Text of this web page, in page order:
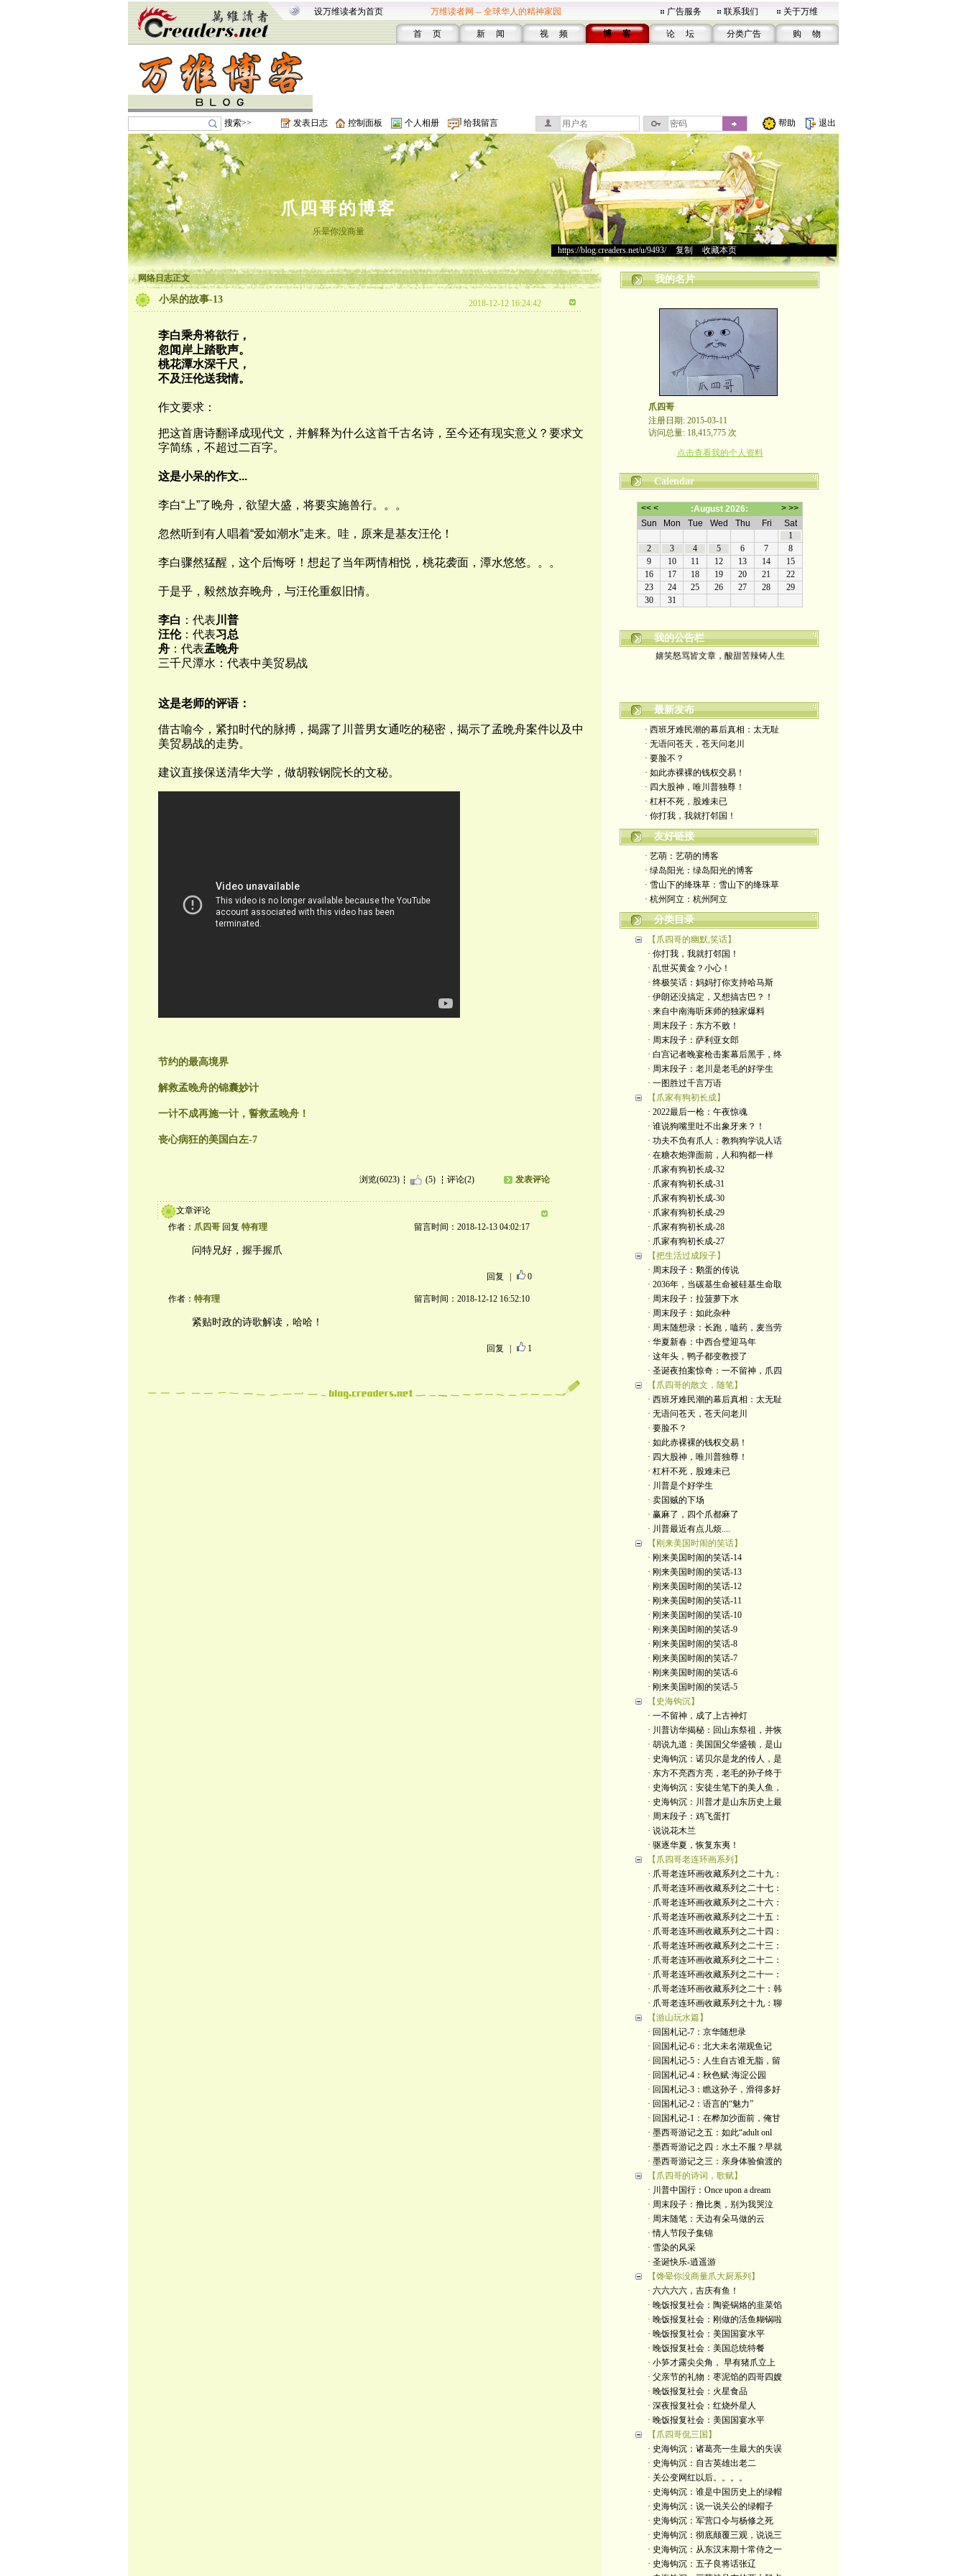
设万维读者为首页 万维读者网 -- 全球华人的精神家园 广告服务 联系我们 关于万维
首 页 新 闻 视 频 博 客 论 坛 分类广告 购 物
搜索>> 发表日志 控制面板 个人相册 给我留言 帮助 退出
爪四哥的博客
乐晕你没商量
https://blog.creaders.net/u/9493/> 复制 收藏本页
网络日志正文
小呆的故事-13 2018-12-12 16:24:42
李白乘舟将欲行，
忽闻岸上踏歌声。
桃花潭水深千尺，
不及汪伦送我情。
作文要求：
把这首唐诗翻译成现代文，并解释为什么这首千古名诗，至今还有现实意义？要求文
字简练，不超过二百字。
这是小呆的作文...
李白“上”了晚舟，欲望大盛，将要实施兽行。。。
忽然听到有人唱着“爱如潮水”走来。哇，原来是基友汪伦！
李白骤然猛醒，这个后悔呀！想起了当年两情相悦，桃花袭面，潭水悠悠。。。
于是乎，毅然放弃晚舟，与汪伦重叙旧情。
李白 ：代表 川普
汪伦：代表习总
舟：代表孟晚舟
三千尺潭水：代表中美贸易战
这是老师的评语：
借古喻今，紧扣时代的脉搏，揭露了川普男女通吃的秘密，揭示了孟晩舟案件以及中
美贸易战的走势。
建议直接保送清华大学，做胡鞍钢院长的文秘。
节约的最高境界
解救孟晚舟的锦囊妙计
一计不成再施一计，誓救孟晚舟！
丧心病狂的美国白左-7
浏览(6023) (5) 评论(2) 发表评论
文章评论
作者： 爪四哥回复 特有理 留言时间：2018-12-13 04:02:17
问特兄好，握手握爪
回复 0
作者： 特有理 留言时间：2018-12-12 16:52:10
紧贴时政的诗歌解读，哈哈！
回复 1
我的名片
爪四哥
注册日期: 2015-03-11
访问总量: 18,415,775 次
点击查看我的个人资料
Calendar
我的公告栏
嬉笑怒骂皆文章，酸甜苦辣铸人生
最新发布
· 西班牙难民潮的幕后真相：太无耻
· 无语问苍天，苍天问老川
· 要脸不？
· 如此赤裸裸的钱权交易！
· 四大股神，唯川普独尊！
· 杠杆不死，股难未已
· 你打我，我就打邻国！
友好链接
· 艺萌：艺萌的博客
· 绿岛阳光：绿岛阳光的博客
· 雪山下的绛珠草：雪山下的绛珠草
· 杭州阿立：杭州阿立
分类目录
【爪四哥的幽默,笑话】
· 你打我，我就打邻国！
· 乱世买黄金？小心！
· 终极笑话：妈妈打你支持哈马斯
· 伊朗还没搞定，又想搞古巴？！
· 来自中南海听床师的独家爆料
· 周末段子：东方不败！
· 周末段子：萨利亚女郎
· 白宫记者晚宴枪击案幕后黑手，终
· 周末段子：老川是老毛的好学生
· 一图胜过千言万语
【爪家有狗初长成】
· 2022最后一枪：午夜惊魂
· 谁说狗嘴里吐不出象牙来？！
· 功夫不负有爪人：教狗狗学说人话
· 在糖衣炮弹面前，人和狗都一样
· 爪家有狗初长成-32
· 爪家有狗初长成-31
· 爪家有狗初长成-30
· 爪家有狗初长成-29
· 爪家有狗初长成-28
· 爪家有狗初长成-27
【把生活过成段子】
· 周末段子：鹅蛋的传说
· 2036年，当碳基生命被硅基生命取
· 周末段子：拉菠萝下水
· 周末段子：如此杂种
· 周末随想录：长跑，嗑药，麦当劳
· 华夏新春：中西合璧迎马年
· 这年头，鸭子都变教授了
· 圣诞夜拍案惊奇：一不留神，爪四
【爪四哥的散文，随笔】
· 西班牙难民潮的幕后真相：太无耻
· 无语问苍天，苍天问老川
· 要脸不？
· 如此赤裸裸的钱权交易！
· 四大股神，唯川普独尊！
· 杠杆不死，股难未已
· 川普是个好学生
· 卖国贼的下场
· 赢麻了，四个爪都麻了
· 川普最近有点儿烦....
【刚来美国时闹的笑话】
· 刚来美国时闹的笑话-14
· 刚来美国时闹的笑话-13
· 刚来美国时闹的笑话-12
· 刚来美国时闹的笑话-11
· 刚来美国时闹的笑话-10
· 刚来美国时闹的笑话-9
· 刚来美国时闹的笑话-8
· 刚来美国时闹的笑话-7
· 刚来美国时闹的笑话-6
· 刚来美国时闹的笑话-5
【史海钩沉】
· 一不留神，成了上古神灯
· 川普访华揭秘：回山东祭祖，并恢
· 胡说九道：美国国父华盛顿，是山
· 史海钩沉：诺贝尔是龙的传人，是
· 东方不亮西方亮，老毛的孙子终于
· 史海钩沉：安徒生笔下的美人鱼，
· 史海钩沉：川普才是山东历史上最
· 周末段子：鸡飞蛋打
· 说说花木兰
· 驱逐华夏，恢复东夷！
【爪四哥老连环画系列】
· 爪哥老连环画收藏系列之二十九：
· 爪哥老连环画收藏系列之二十七：
· 爪哥老连环画收藏系列之二十六：
· 爪哥老连环画收藏系列之二十五：
· 爪哥老连环画收藏系列之二十四：
· 爪哥老连环画收藏系列之二十三：
· 爪哥老连环画收藏系列之二十二：
· 爪哥老连环画收藏系列之二十一：
· 爪哥老连环画收藏系列之二十：韩
· 爪哥老连环画收藏系列之十九：聊
【游山玩水篇】
· 回国札记-7：京华随想录
· 回国札记-6：北大未名湖观鱼记
· 回国札记-5：人生自古谁无脂，留
· 回国札记-4：秋色赋·海淀公园
· 回国札记-3：瞧这孙子，滑得多好
· 回国札记-2：语言的“魅力”
· 回国札记-1：在桦加沙面前，俺甘
· 墨西哥游记之五：如此“adult onl
· 墨西哥游记之四：水土不服？早就
· 墨西哥游记之三：亲身体验偷渡的
【爪四哥的诗词，歌赋】
· 川普中国行：Once upon a dream
· 周末段子：撸比奥，别为我哭泣
· 周末随笔：天边有朵马做的云
· 情人节段子集锦
· 雪染的风采
· 圣诞快乐-逍遥游
【馋晕你没商量爪大厨系列】
· 六六六六，吉庆有鱼！
· 晚饭报复社会：陶瓷锅烙的韭菜馅
· 晚饭报复社会：刚做的活鱼糊锅啦
· 晚饭报复社会：美国国宴水平
· 晚饭报复社会：美国总统特餐
· 小笋才露尖尖角， 早有猪爪立上
· 父亲节的礼物：枣泥馅的四哥四嫂
· 晚饭报复社会：火星食品
· 深夜报复社会：红烧外星人
· 晚饭报复社会：美国国宴水平
【爪四哥侃三国】
· 史海钩沉：诸葛亮一生最大的失误
· 史海钩沉：自古英雄出老二
· 关公变网红以后。。。。
· 史海钩沉：谁是中国历史上的绿帽
· 史海钩沉：说一说关公的绿帽子
· 史海钩沉：军营口令与杨修之死
· 史海钩沉：彻底颠覆三观，说说三
· 史海钩沉：从东汉末期十常侍之一
· 史海钩沉：五子良将话张辽